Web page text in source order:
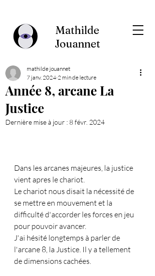
Mathilde
Jouannet
Année 8, arcane La
Justice
mathilde jouannet
7 janv. 2024 2 min de lecture
Dernière mise à jour :8 févr. 2024
Dans les arcanes majeures, la justice
vient apres le chariot.
Le chariot nous disait la nécessité de
se mettre en mouvement et la
difficulté d'accorder les forces en jeu
pour pouvoir avancer.
J'ai hésité longtemps à parler de
l'arcane 8, la Justice. Il y a tellement
de dimensions cachées.